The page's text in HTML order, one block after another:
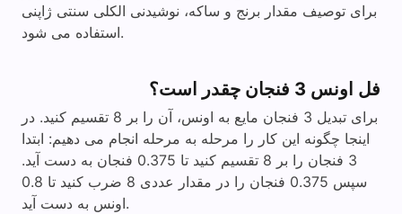
برای توصیف مقدار برنج و ساکه، نوشیدنی الکلی سنتی ژاپنی
استفاده می شود.
فل اونس 3 فنجان چقدر است؟
برای تبدیل 3 فنجان مایع به اونس، آن را بر 8 تقسیم کنید. در
اینجا چگونه این کار را مرحله به مرحله انجام می دهیم: ابتدا
3 فنجان را بر 8 تقسیم کنید تا 0.375 فنجان به دست آید.
سپس 0.375 فنجان را در مقدار عددی 8 ضرب کنید تا 0.8
اونس به دست آید.